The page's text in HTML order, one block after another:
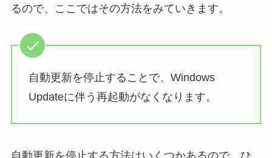
るので、ここではその方法をみていきます。
自動更新を停止することで、Windows
Updateに伴う再起動がなくなります。
自動更新を停止する方法はいくつかあるので、ひ